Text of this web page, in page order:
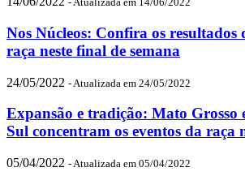
Nos Núcleos: Confira os resultados
raça neste final de semana
24/05/2022 - Atualizada em 24/05/2022
Expansão e tradição: Mato Grosso
Sul concentram os eventos da raça
05/04/2022 - Atualizada em 05/04/2022